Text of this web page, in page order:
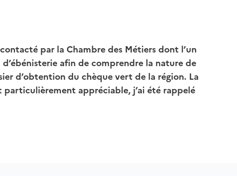
par la Chambre des Métiers dont l’un
afin de comprendre la nature de
d’obtention du chèque vert de la région. La
appréciable, j’ai été rappelé